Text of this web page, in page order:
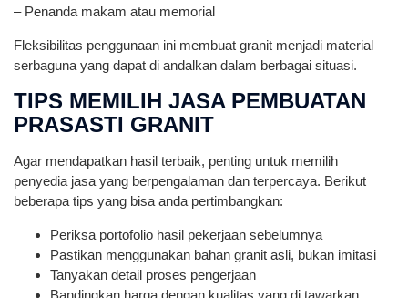
– Penanda makam atau memorial
Fleksibilitas penggunaan ini membuat granit menjadi material
serbaguna yang dapat di andalkan dalam berbagai situasi.
TIPS MEMILIH JASA PEMBUATAN
PRASASTI GRANIT
Agar mendapatkan hasil terbaik, penting untuk memilih
penyedia jasa yang berpengalaman dan terpercaya. Berikut
beberapa tips yang bisa anda pertimbangkan:
Periksa portofolio hasil pekerjaan sebelumnya
Pastikan menggunakan bahan granit asli, bukan imitasi
Tanyakan detail proses pengerjaan
Bandingkan harga dengan kualitas yang di tawarkan